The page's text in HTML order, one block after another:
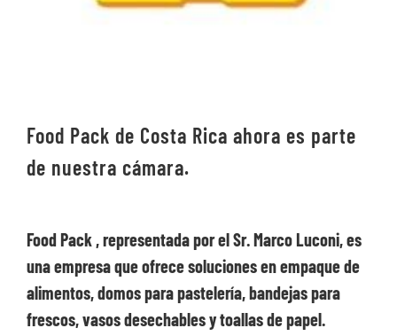
Food Pack de Costa Rica ahora es parte
de nuestra cámara.
Food Pack , representada por el Sr. Marco Luconi, es
una empresa que ofrece soluciones en empaque de
alimentos, domos para pastelería, bandejas para
frescos, vasos desechables y toallas de papel.